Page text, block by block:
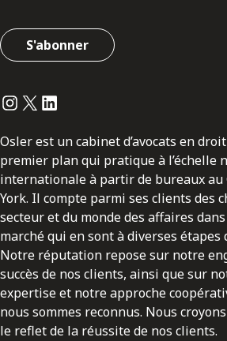
S'abonner
Instagram
Twitter
LinkedIn
Osler est un cabinet d’avocats en
premier plan qui pratique à l’échelle
internationale à partir de bureaux au
York. Il compte parmi ses clients des
secteur et du monde des affaires
marché qui en sont à diverses étapes
Notre réputation repose sur notre
succès de nos clients, ainsi que sur
expertise et notre approche
nous sommes reconnus. Nous
le reflet de la réussite de nos clients.